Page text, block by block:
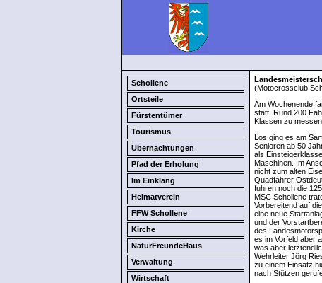
Schollene
Ortsteile
Fürstentümer
Tourismus
Übernachtungen
Pfad der Erholung
Im Einklang
Heimatverein
FFW Schollene
Kirche
NaturFreundeHaus
Verwaltung
Wirtschaft
(Motocrossclub
Am Wochenende
statt. Rund 200
Klassen zu messen.
Los ging es am
Senioren ab 50
als
Maschinen. Im
nicht zum alten
Quadfahrer
fuhren noch die
MSC Schollene
Vorbereitend auf
eine neue
und der
des
es im Vorfeld aber
was aber
Wehrleiter Jörg
zu einem Einsatz
nach Stützen